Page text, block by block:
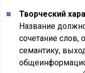
Творческий
Название
сочетание
семантику,